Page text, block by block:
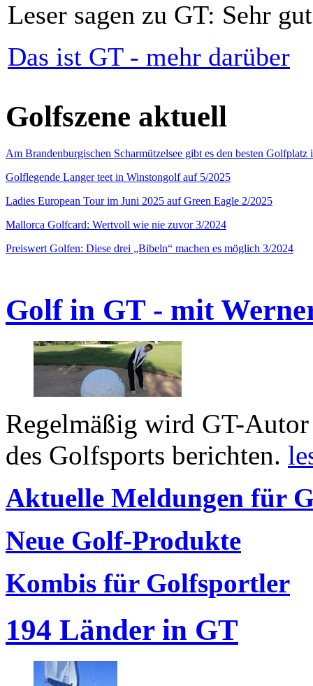
Leser sagen zu GT: Sehr
Das ist GT - mehr darüber
Golfszene aktuell
Am Brandenburgischen Scharmützelsee gibt es den besten
Golflegende Langer teet in Winstongolf auf 5/2025
Ladies European Tour im Juni 2025 auf Green Eagle 2/2025
Mallorca Golfcard: Wertvoll wie nie zuvor 3/2024
Preiswert Golfen: Diese drei „Bibeln“ machen es möglich 3/2024
Golf in GT - mit
Regelmäßig wird GT-
des Golfsports berichten.
Aktuelle Meldungen für
Neue Golf-Produkte
Kombis für Golfsportler
194 Länder in GT